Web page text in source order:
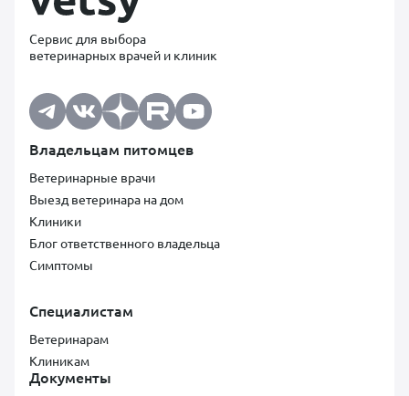
Сервис для выбора
ветеринарных врачей и клиник
Владельцам питомцев
Ветеринарные врачи
Выезд ветеринара на дом
Клиники
Блог ответственного владельца
Симптомы
Специалистам
Ветеринарам
Клиникам
Документы